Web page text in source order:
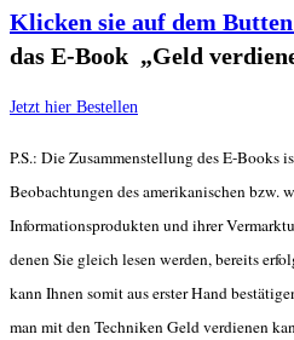
Klicken sie auf dem
das E-Book „Geld
Jetzt hier Bestellen
P.S.: Die Zusammenstellung des E-Books
Beobachtungen des amerikanischen bzw.
Informationsprodukten und ihrer
denen Sie gleich lesen werden, bereits
kann Ihnen somit aus erster Hand
man mit den Techniken Geld verdienen